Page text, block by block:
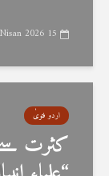
15 Nisan 2026
اردو فتویٰ
کثرت